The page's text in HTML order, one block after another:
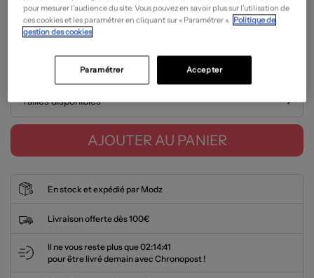
69,50€
Prix boutique : 139,00€
Guide des tailles
Tailles disponibles
AJOUTER AU PANIER
En stock et expédié par Modz
Livraison offerte dès 100€
Il ne vous reste plus que02:14:41
pour être livré demain avec Chronopost !
pour mesurer l’audience du site. Vous pouvez en savoir plus sur l’utilisation de
ces cookies et les paramétrer en cliquant sur « Paramétrer ». Politique de
gestion des cookies
Accepter
Paramétrer